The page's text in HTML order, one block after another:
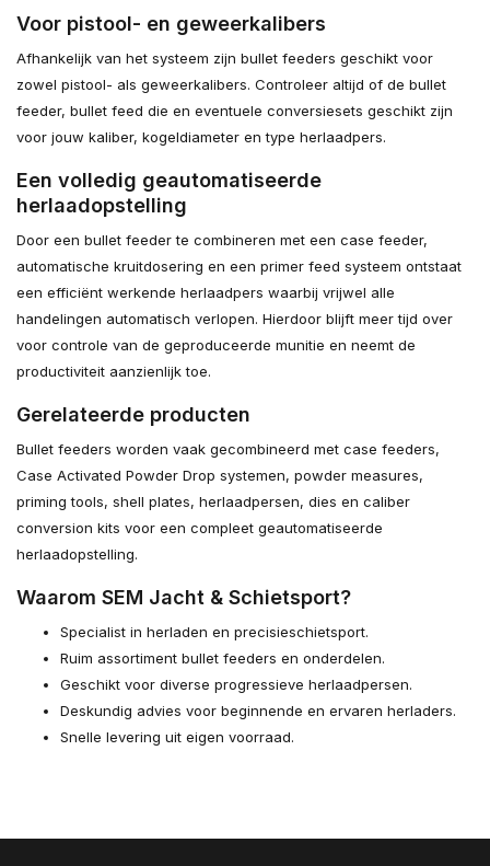
Voor pistool- en geweerkalibers
Afhankelijk van het systeem zijn bullet feeders geschikt voor
zowel pistool- als geweerkalibers. Controleer altijd of de bullet
feeder, bullet feed die en eventuele conversiesets geschikt zijn
voor jouw kaliber, kogeldiameter en type herlaadpers.
Een volledig geautomatiseerde
herlaadopstelling
Door een bullet feeder te combineren met een case feeder,
automatische kruitdosering en een primer feed systeem ontstaat
een efficiënt werkende herlaadpers waarbij vrijwel alle
handelingen automatisch verlopen. Hierdoor blijft meer tijd over
voor controle van de geproduceerde munitie en neemt de
productiviteit aanzienlijk toe.
Gerelateerde producten
Bullet feeders worden vaak gecombineerd met case feeders,
Case Activated Powder Drop systemen, powder measures,
priming tools, shell plates, herlaadpersen, dies en caliber
conversion kits voor een compleet geautomatiseerde
herlaadopstelling.
Waarom SEM Jacht & Schietsport?
Specialist in herladen en precisieschietsport.
Ruim assortiment bullet feeders en onderdelen.
Geschikt voor diverse progressieve herlaadpersen.
Deskundig advies voor beginnende en ervaren herladers.
Snelle levering uit eigen voorraad.